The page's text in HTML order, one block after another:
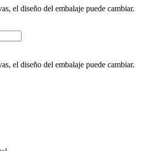
el diseño del embalaje puede cambiar.
el diseño del embalaje puede cambiar.